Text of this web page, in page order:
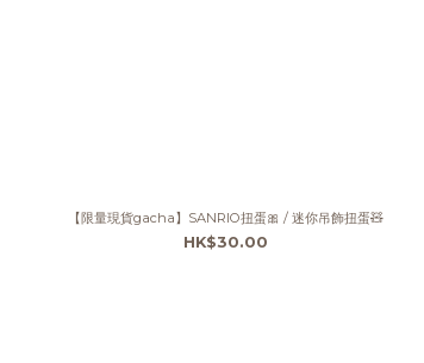
【限量現貨gacha】SANRIO扭蛋🎀 / 迷你吊飾扭蛋🧸
HK$30.00